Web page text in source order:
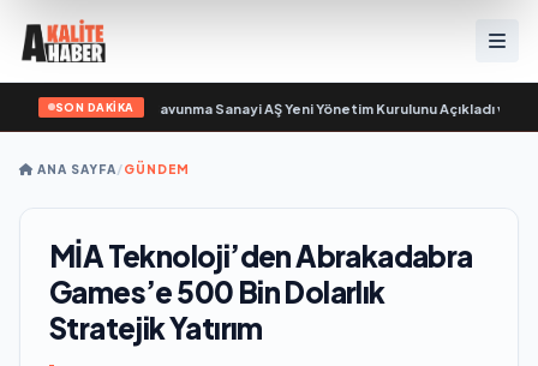
SON DAKİKA
sayıyor• Açıkgöz Savunma Sanayi AŞ Yeni Yönetim Kurulunu Açıkladı ve
ANA SAYFA/GÜNDEM
MİA Teknoloji’den Abrakadabra
Games’e 500 Bin Dolarlık
Stratejik Yatırım